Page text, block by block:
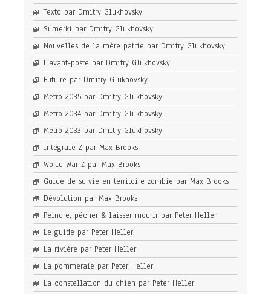
Texto par Dmitry Glukhovsky
Sumerki par Dmitry Glukhovsky
Nouvelles de la mère patrie par Dmitry Glukhovsky
L’avant-poste par Dmitry Glukhovsky
Futu.re par Dmitry Glukhovsky
Metro 2035 par Dmitry Glukhovsky
Metro 2034 par Dmitry Glukhovsky
Metro 2033 par Dmitry Glukhovsky
Intégrale Z par Max Brooks
World War Z par Max Brooks
Guide de survie en territoire zombie par Max Brooks
Dévolution par Max Brooks
Peindre, pêcher & laisser mourir par Peter Heller
Le guide par Peter Heller
La rivière par Peter Heller
La pommeraie par Peter Heller
La constellation du chien par Peter Heller